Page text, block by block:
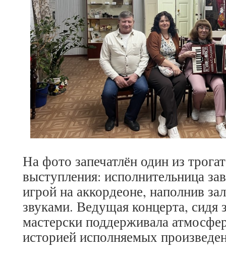
На фото запечатлён один из
выступления: исполнительница
игрой на аккордеоне, наполнив
звуками. Ведущая концерта, сидя
мастерски поддерживала
историей исполняемых